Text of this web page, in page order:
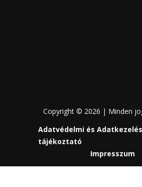
Copyright © 2026 | Minden
Adatvédelmi és
tájékoztató
Impresszum